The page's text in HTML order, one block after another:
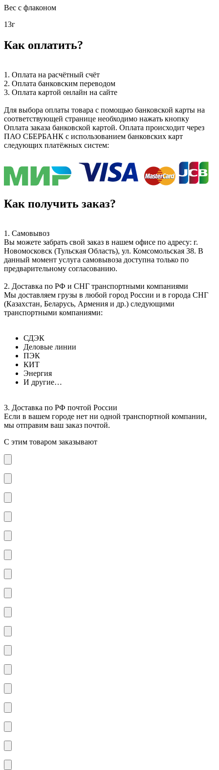
Вес с флаконом
13г
Как оплатить?
1. Оплата на расчётный счёт
2. Оплата банковским переводом
3. Оплата картой онлайн на сайте
Для выбора оплаты товара с помощью банковской карты на
соответствующей странице необходимо нажать кнопку
Оплата заказа банковской картой. Оплата происходит через
ПАО СБЕРБАНК с использованием банковских карт
следующих платёжных систем:
Как получить заказ?
1. Самовывоз
Вы можете забрать свой заказ в нашем офисе по адресу: г.
Новомосковск (Тульская Область), ул. Комсомольская 38. В
данный момент услуга самовывоза доступна только по
предварительному согласованию.
2. Доставка по РФ и СНГ транспортными компаниями
Мы доставляем грузы в любой город России и в города СНГ
(Казахстан, Беларусь, Армения и др.) следующими
транспортными компаниями:
СДЭК
Деловые линии
ПЭК
КИТ
Энергия
И другие…
3. Доставка по РФ почтой России
Если в вашем городе нет ни одной транспортной компании,
мы отправим ваш заказ почтой.
С этим товаром заказывают